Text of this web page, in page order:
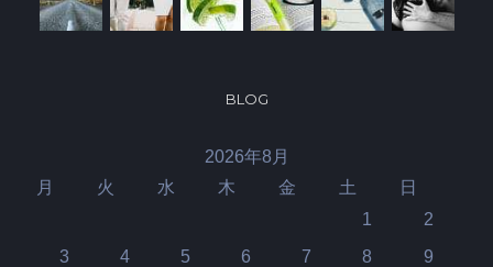
BLOG
2026年8月
月 火 水 木 金 土 日
1
2
3
4 5 6 7 8
9